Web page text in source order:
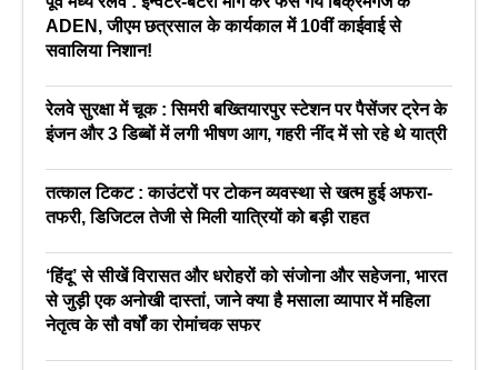
ADEN, जीएम छत्रसाल के कार्यकाल में 10वीं काईवाई से
सवालिया निशान!
रेलवे सुरक्षा में चूक : सिमरी बख्तियारपुर स्टेशन पर पैसेंजर ट्रेन के
इंजन और 3 डिब्बों में लगी भीषण आग, गहरी नींद में सो रहे थे यात्री
तत्काल टिकट : काउंटरों पर टोकन व्यवस्था से खत्म हुई अफरा-
तफरी, डिजिटल तेजी से मिली यात्रियों को बड़ी राहत
‘हिंदू’ से सीखें विरासत और धरोहरों को संजोना और सहेजना, भारत
से जुड़ी एक अनोखी दास्तां, जाने क्या है मसाला व्यापार में महिला
नेतृत्व के सौ वर्षों का रोमांचक सफर